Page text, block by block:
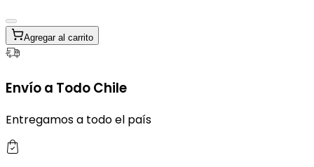
Agregar al carrito
Envío a Todo Chile
Entregamos a todo el país